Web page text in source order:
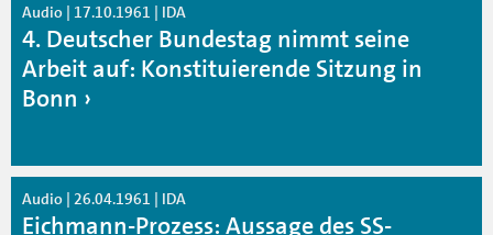
Audio | 17.10.1961 | IDA
4. Deutscher Bundestag nimmt seine
Arbeit auf: Konstituierende Sitzung in
Bonn
Audio | 26.04.1961 | IDA
Eichmann-Prozess: Aussage des SS-